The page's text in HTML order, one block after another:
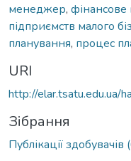
менеджер, фінансове
підприємств малого
планування, процес
URI
http://
Зібрання
Публікації здобувачів